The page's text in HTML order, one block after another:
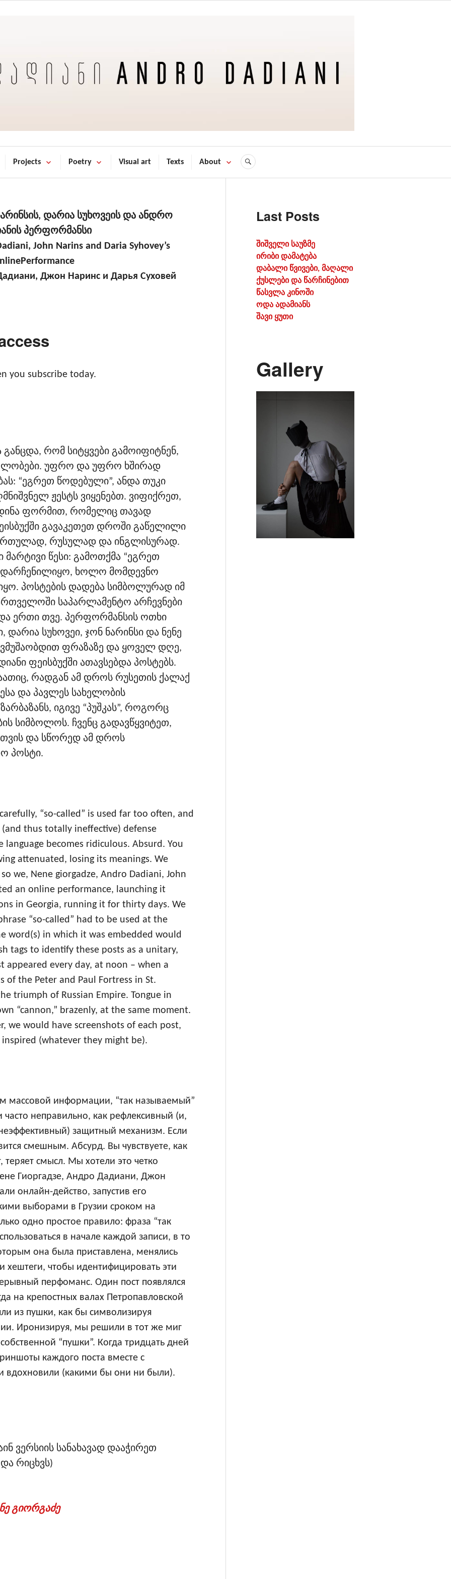
Projects Poetry Visual art Texts About
დარია სუხოვეის და ანდრო
პერფორმანსი
John Narins and Daria Syhovey’s
Джон Наринс и Дарья Суховей
you subscribe today.
რომ სიტყვები გამოიფიტნენ,
უფრო და უფრო ხშირად
“ეგრეთ წოდებული”, ანდა თუკი
ჟესტს ვიყენებთ. ვიფიქრეთ,
ფორმით, რომელიც თავად
გავაკეთეთ დროში გაწელილი
რუსულად და ინგლისურად.
მარტივი წესი: გამოთქმა “ეგრეთ
დარჩენილიყო, ხოლო მომდევნო
პოსტების დადება სიმბოლურად იმ
საპარლამენტო არჩევნები
ერთი თვე. პერფორმანსის ოთხი
სუხოვეი, ჯონ ნარინსი და ნენე
ფრაზაზე და ყოველ დღე,
ფეისბუქში ათავსებდა პოსტებს.
რადგან ამ დროს რუსეთის ქალაქ
და პავლეს სახელობის
იგივე “პუშკას”, როგორც
სიმბოლოს. ჩვენც გადავწყვიტეთ,
და სწორედ ამ დროს
პოსტი.
“so-called” is used far too often, and
thus totally ineffective) defense
becomes ridiculous. Absurd. You
attenuated, losing its meanings. We
we, Nene giorgadze, Andro Dadiani, John
an online performance, launching it
in Georgia, running it for thirty days. We
“so-called” had to be used at the
word(s) in which it was embedded would
tags to identify these posts as a unitary,
appeared every day, at noon – when a
the Peter and Paul Fortress in St.
triumph of Russian Empire. Tongue in
“cannon,” brazenly, at the same moment.
we would have screenshots of each post,
(whatever they might be).
массовой информации, “так называемый”
часто неправильно, как рефлексивный (и,
защитный механизм. Если
смешным. Абсурд. Вы чувствуете, как
теряет смысл. Мы хотели это четко
Гиоргадзе, Андро Дадиани, Джон
онлайн-действо, запустив его
выборами в Грузии сроком на
одно простое правило: фраза “так
в начале каждой записи, в то
она была приставлена, менялись
чтобы идентифицировать эти
перфоманс. Один пост появлялся
на крепостных валах Петропавловской
из пушки, как бы символизируя
Иронизируя, мы решили в тот же миг
“пушки”. Когда тридцать дней
каждого поста вместе с
вдохновили (какими бы они ни были).
ვერსიის სანახავად დააჭირეთ
რიცხვს)
გიორგაძე
Last Posts
შიშველი საუზმე
ირიბი დამატება
დაბალი წვივები, მაღალი
ქუსლები და წარჩინებით
წასვლა კინოში
ოდა ადამიანს
შავი ყუთი
Gallery